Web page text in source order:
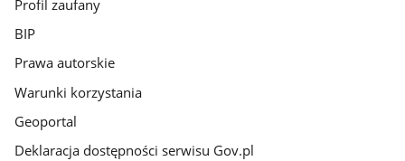
Profil zaufany
BIP
Prawa autorskie
Warunki korzystania
Geoportal
Deklaracja dostępności serwisu Gov.pl